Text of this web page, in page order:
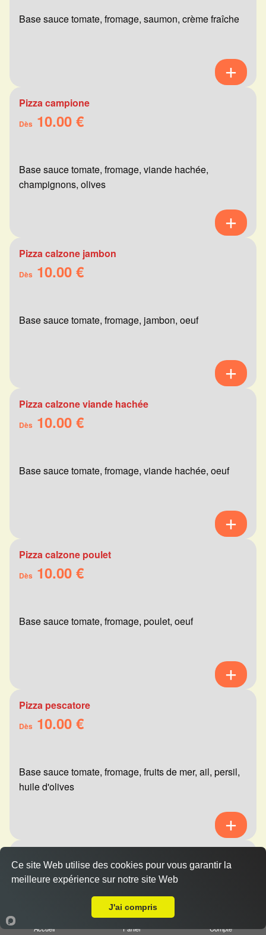
Base sauce tomate, fromage, saumon, crème fraîche
Pizza campione
Dès 10.00 €
Base sauce tomate, fromage, viande hachée,
champignons, olives
Pizza calzone jambon
Dès 10.00 €
Base sauce tomate, fromage, jambon, oeuf
Pizza calzone viande hachée
Dès 10.00 €
Base sauce tomate, fromage, viande hachée, oeuf
Pizza calzone poulet
Dès 10.00 €
Base sauce tomate, fromage, poulet, oeuf
Pizza pescatore
Dès 10.00 €
Base sauce tomate, fromage, fruits de mer, ail, persil,
huile d'olives
Dès10.00 €
Base sauce tomate, fromage, viande hachée,
Accueil Panier Compte
Ce site Web utilise des cookies pour vous garantir la
meilleure expérience sur notre site Web
J'ai compris